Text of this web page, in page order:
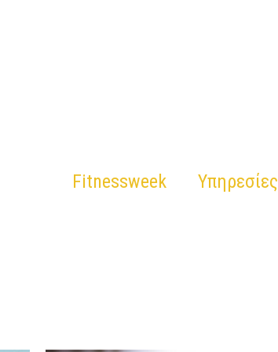
Fitnessweek Υπηρεσίες